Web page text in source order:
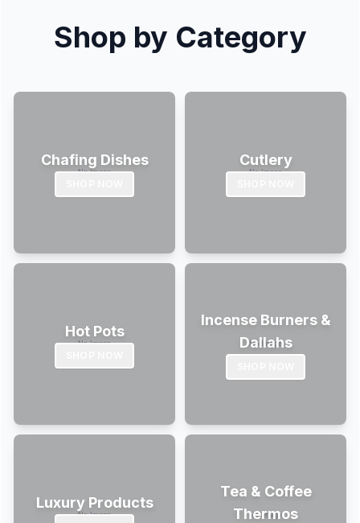
Shop by Category
Chafing Dishes Cutlery
Hot Pots
Incense Burners &
Dallahs
Luxury Products
Tea & Coffee
Thermos